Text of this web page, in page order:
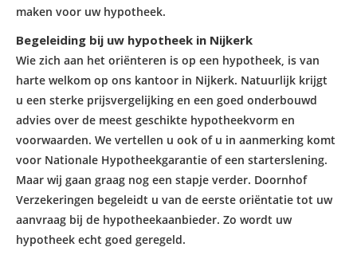
maken voor uw hypotheek.
Begeleiding bij uw hypotheek in Nijkerk
Wie zich aan het oriënteren is op een hypotheek, is van
harte welkom op ons kantoor in Nijkerk. Natuurlijk krijgt
u een sterke prijsvergelijking en een goed onderbouwd
advies over de meest geschikte hypotheekvorm en
voorwaarden. We vertellen u ook of u in aanmerking komt
voor Nationale Hypotheekgarantie of een starterslening.
Maar wij gaan graag nog een stapje verder. Doornhof
Verzekeringen begeleidt u van de eerste oriëntatie tot uw
aanvraag bij de hypotheekaanbieder. Zo wordt uw
hypotheek echt goed geregeld.